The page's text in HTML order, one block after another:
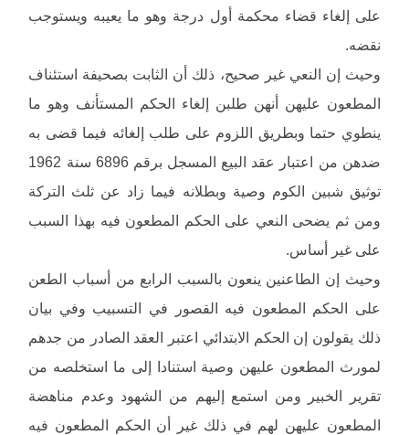
على إلغاء قضاء محكمة أول درجة وهو ما يعيبه ويستوجب
نقضه.
وحيث إن النعي غير صحيح، ذلك أن الثابت بصحيفة استئناف
المطعون عليهن أنهن طلبن إلغاء الحكم المستأنف وهو ما
ينطوي حتما وبطريق اللزوم على طلب إلغائه فيما قضى به
ضدهن من اعتبار عقد البيع المسجل برقم 6896 سنة 1962
توثيق شبين الكوم وصية وبطلانه فيما زاد عن ثلث التركة
ومن ثم يضحى النعي على الحكم المطعون فيه بهذا السبب
على غير أساس.
وحيث إن الطاعنين ينعون بالسبب الرابع من أسباب الطعن
على الحكم المطعون فيه القصور في التسبيب وفي بيان
ذلك يقولون إن الحكم الابتدائي اعتبر العقد الصادر من جدهم
لمورث المطعون عليهن وصية استنادا إلى ما استخلصه من
تقرير الخبير ومن استمع إليهم من الشهود وعدم مناهضة
المطعون عليهن لهم في ذلك غير أن الحكم المطعون فيه